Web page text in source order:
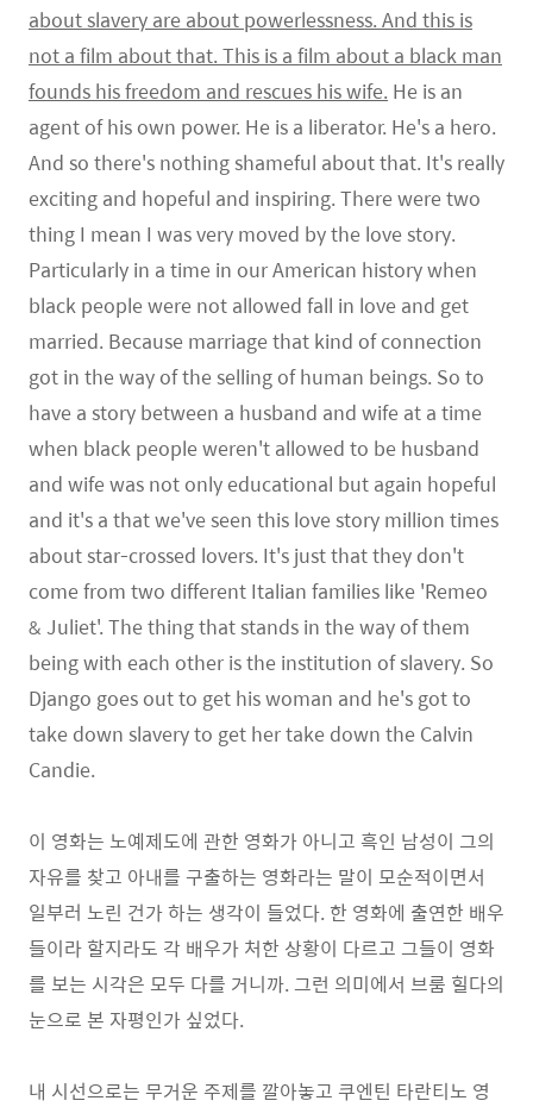
about slavery are about powerlessness. And this is
not a film about that. This is a film about a black man
founds his freedom and rescues his wife. He is an
agent of his own power. He is a liberator. He's a hero.
And so there's nothing shameful about that. It's really
exciting and hopeful and inspiring. There were two
thing I mean I was very moved by the love story.
Particularly in a time in our American history when
black people were not allowed fall in love and get
married. Because marriage that kind of connection
got in the way of the selling of human beings. So to
have a story between a husband and wife at a time
when black people weren't allowed to be husband
and wife was not only educational but again hopeful
and it's a that we've seen this love story million times
about star-crossed lovers. It's just that they don't
come from two different Italian families like 'Remeo
& Juliet'. The thing that stands in the way of them
being with each other is the institution of slavery. So
Django goes out to get his woman and he's got to
take down slavery to get her take down the Calvin
Candie.
이 영화는 노예제도에 관한 영화가 아니고 흑인 남성이 그의
자유를 찾고 아내를 구출하는 영화라는 말이 모순적이면서
일부러 노린 건가 하는 생각이 들었다. 한 영화에 출연한 배우
들이라 할지라도 각 배우가 처한 상황이 다르고 그들이 영화
를 보는 시각은 모두 다를 거니까. 그런 의미에서 브룸 힐다의
눈으로 본 자평인가 싶었다.
내 시선으로는 무거운 주제를 깔아놓고 쿠엔틴 타란티노 영